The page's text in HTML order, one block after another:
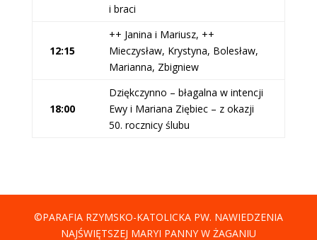
i braci
12:15
++ Janina i Mariusz, ++
Mieczysław, Krystyna, Bolesław,
Marianna, Zbigniew
18:00
Dziękczynno – błagalna w intencji
Ewy i Mariana Ziębiec – z okazji
50. rocznicy ślubu
©PARAFIA RZYMSKO-KATOLICKA PW. NAWIEDZENIA
NAJŚWIĘTSZEJ MARYI PANNY W ŻAGANIU